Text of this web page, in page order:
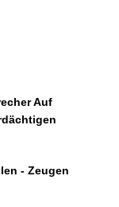
Auf
- Zeugen